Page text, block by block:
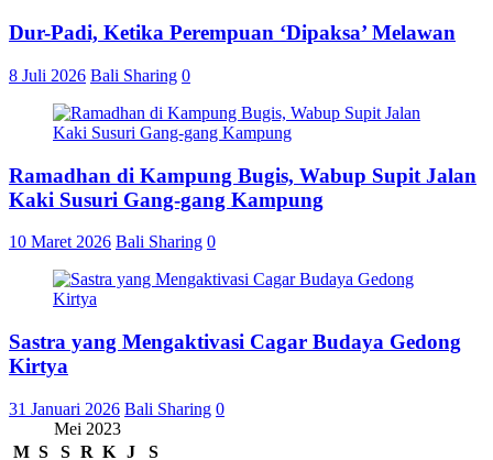
Dur-Padi, Ketika Perempuan ‘Dipaksa’ Melawan
8 Juli 2026 Bali Sharing 0
Ramadhan di Kampung Bugis, Wabup Supit Jalan
Kaki Susuri Gang-gang Kampung
10 Maret 2026 Bali Sharing 0
Sastra yang Mengaktivasi Cagar Budaya Gedong
Kirtya
31 Januari 2026 Bali Sharing 0
Mei 2023
M S S R K J S